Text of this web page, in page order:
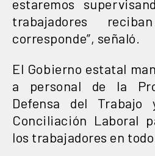
estaremos
trabajadores
corresponde”, señaló.
El Gobierno estatal
a personal de la
Defensa del
Conciliación Laboral
los trabajadores en todo